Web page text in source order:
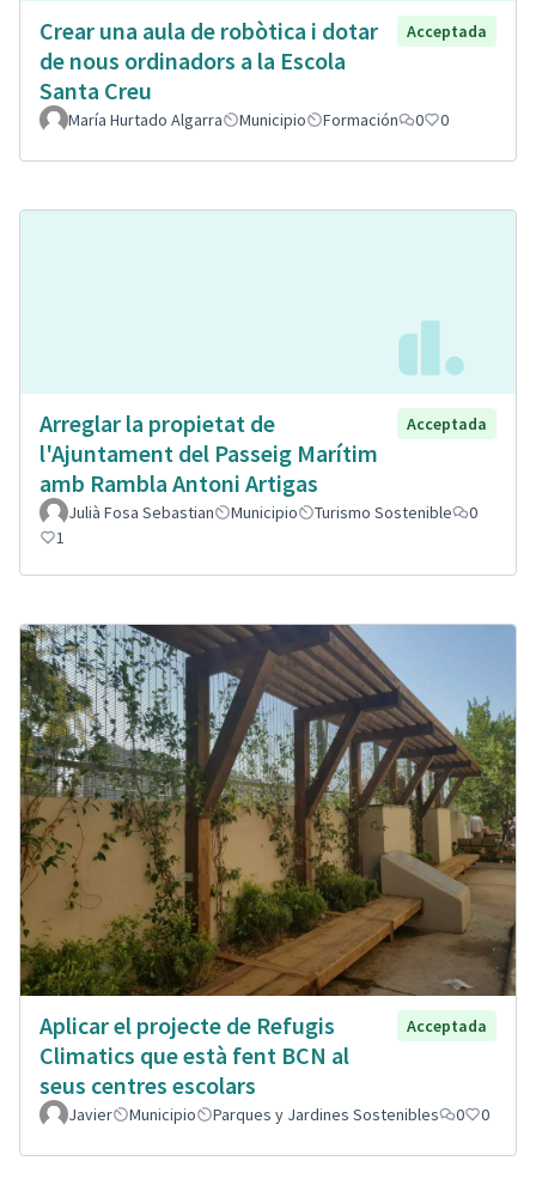
Crear una aula de robòtica i dotar
de nous ordinadors a la Escola
Santa Creu
Acceptada
María Hurtado Algarra Municipio Formación 0 0
Arreglar la propietat de
l'Ajuntament del Passeig Marítim
amb Rambla Antoni Artigas
Acceptada
Julià Fosa Sebastian Municipio Turismo Sostenible
0
1
Aplicar el projecte de Refugis
Climatics que està fent BCN al
seus centres escolars
Acceptada
Javier Municipio Parques y Jardines Sostenibles 0 0